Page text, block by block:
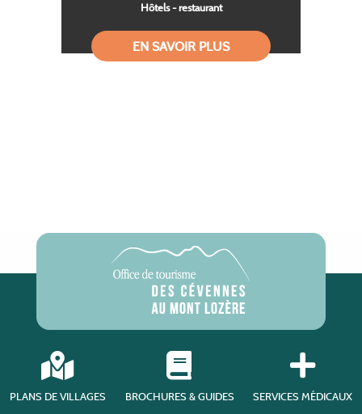
Hôtels - restaurant
EN SAVOIR PLUS
PLANS DE VILLAGES BROCHURES & GUIDES SERVICES MÉDICAUX